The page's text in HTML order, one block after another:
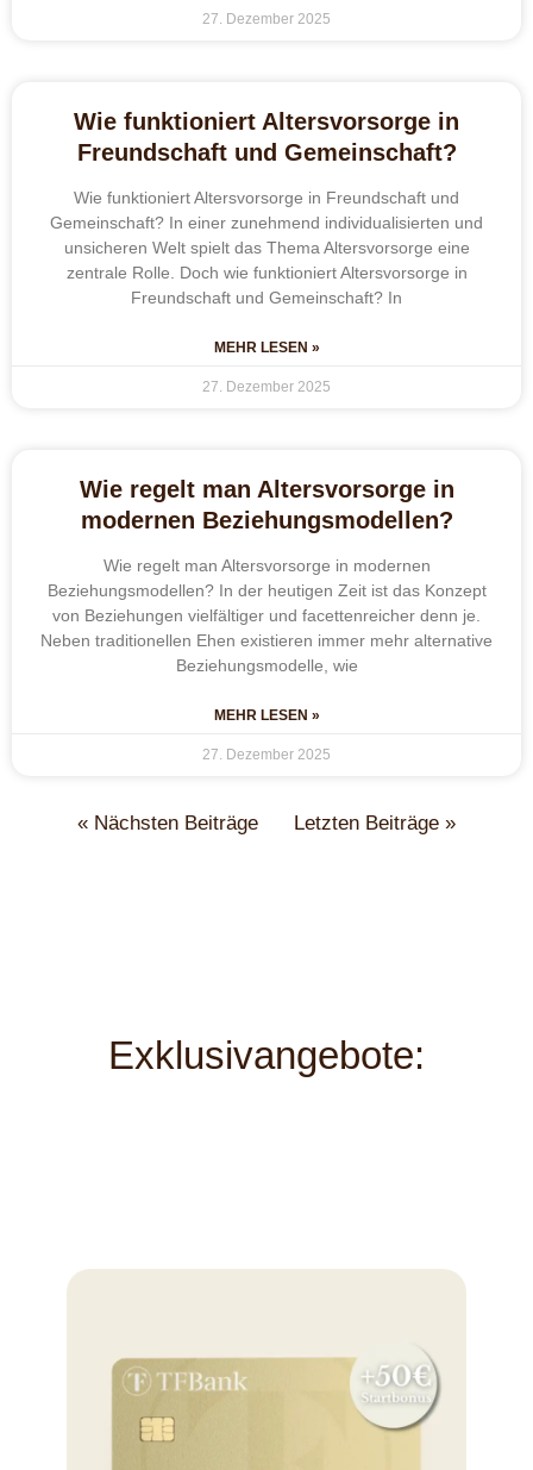
27. Dezember 2025
Wie funktioniert Altersvorsorge in
Freundschaft und Gemeinschaft?
Wie funktioniert Altersvorsorge in Freundschaft und
Gemeinschaft? In einer zunehmend individualisierten und
unsicheren Welt spielt das Thema Altersvorsorge eine
zentrale Rolle. Doch wie funktioniert Altersvorsorge in
Freundschaft und Gemeinschaft? In
MEHR LESEN »
27. Dezember 2025
Wie regelt man Altersvorsorge in
modernen Beziehungsmodellen?
Wie regelt man Altersvorsorge in modernen
Beziehungsmodellen? In der heutigen Zeit ist das Konzept
von Beziehungen vielfältiger und facettenreicher denn je.
Neben traditionellen Ehen existieren immer mehr alternative
Beziehungsmodelle, wie
MEHR LESEN »
27. Dezember 2025
« Nächsten Beiträge Letzten Beiträge »
Exklusivangebote: